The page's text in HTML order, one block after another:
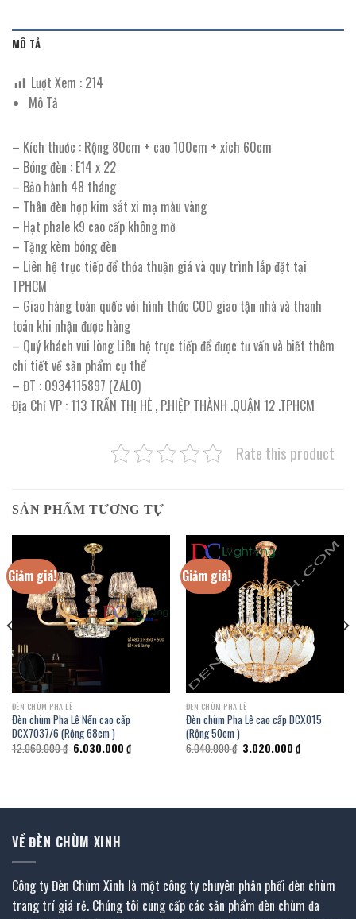
MÔ TẢ
Lượt Xem : 214
Mô Tả
– Kích thước : Rộng 80cm + cao 100cm + xích 60cm
– Bóng đèn : E14 x 22
– Bảo hành 48 tháng
– Thân đèn hợp kim sắt xi mạ màu vàng
– Hạt phale k9 cao cấp không mờ
– Tặng kèm bóng đèn
– Liên hệ trực tiếp để thỏa thuận giá và quy trình lắp đặt tại
TPHCM
– Giao hàng toàn quốc với hình thức COD giao tận nhà và thanh
toán khi nhận được hàng
– Quý khách vui lòng Liên hệ trực tiếp để được tư vấn và biết thêm
chi tiết về sản phẩm cụ thể
– ĐT : 0934115897 (ZALO)
Địa Chỉ VP : 113 TRẦN THỊ HÈ , P.HIỆP THÀNH .QUẬN 12 .TPHCM
Rate this product
SẢN PHẨM TƯƠNG TỰ
Giảm giá!
ĐÈN CHÙM PHA LÊ
Đèn chùm Pha Lê Nến cao cấp
DCX7037/6 (Rộng 68cm )
12.060.000₫ Giá
gốc
6.030.000 ₫Giá
hiện
Giảm giá!
ĐÈN CHÙM PHA LÊ
Đèn chùm Pha Lê cao cấp DCX015
(Rộng 50cm )
6.040.000₫ Giá
gốc
3.020.000 ₫Giá
hiện
VỀ ĐÈN CHÙM XINH
Công ty Đèn Chùm Xinh là một công ty chuyên phân phối đèn chùm
trang trí giá rẻ. Chúng tôi cung cấp các sản phẩm đèn chùm đa